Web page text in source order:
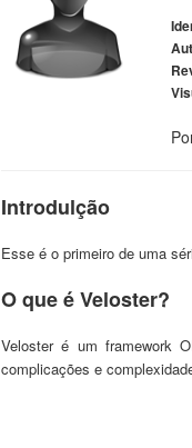
Introdulção
Esse é o primeiro de uma
O que é Veloster?
Velosteré um framework
complicações e